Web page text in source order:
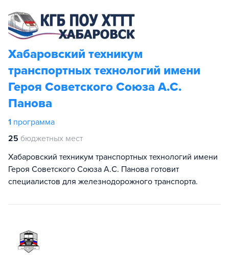
Хабаровский техникум
транспортных технологий имени
Героя Советского Союза А.С.
Панова
1 программа
25 бюджетных мест
Хабаровский техникум транспортных технологий имени
Героя Советского Союза А.С. Панова готовит
специалистов для железнодорожного транспорта.